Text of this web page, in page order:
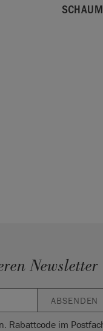
Newsletter
ABSENDEN
Rabattcode im